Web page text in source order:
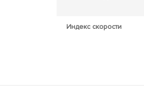
Индекс скорости